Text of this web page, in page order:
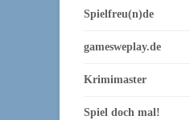
Spielfreu(n)de
gamesweplay.de
Krimimaster
Spiel doch mal!